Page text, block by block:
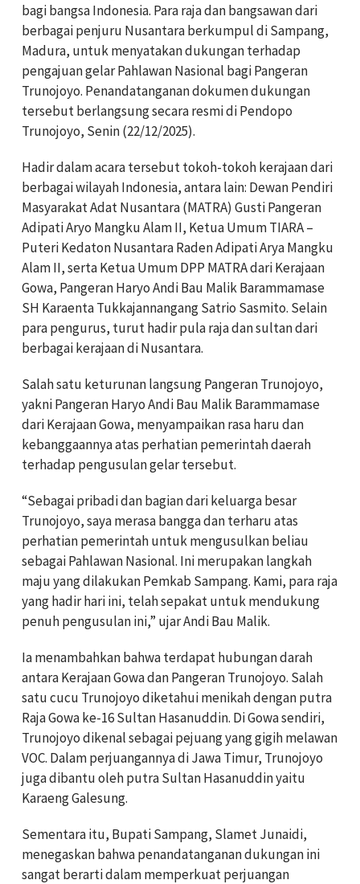
bagi bangsa Indonesia. Para raja dan bangsawan dari
berbagai penjuru Nusantara berkumpul di Sampang,
Madura, untuk menyatakan dukungan terhadap
pengajuan gelar Pahlawan Nasional bagi Pangeran
Trunojoyo. Penandatanganan dokumen dukungan
tersebut berlangsung secara resmi di Pendopo
Trunojoyo, Senin (22/12/2025).
Hadir dalam acara tersebut tokoh-tokoh kerajaan dari
berbagai wilayah Indonesia, antara lain: Dewan Pendiri
Masyarakat Adat Nusantara (MATRA) Gusti Pangeran
Adipati Aryo Mangku Alam II, Ketua Umum TIARA –
Puteri Kedaton Nusantara Raden Adipati Arya Mangku
Alam II, serta Ketua Umum DPP MATRA dari Kerajaan
Gowa, Pangeran Haryo Andi Bau Malik Barammamase
SH Karaenta Tukkajannangang Satrio Sasmito. Selain
para pengurus, turut hadir pula raja dan sultan dari
berbagai kerajaan di Nusantara.
Salah satu keturunan langsung Pangeran Trunojoyo,
yakni Pangeran Haryo Andi Bau Malik Barammamase
dari Kerajaan Gowa, menyampaikan rasa haru dan
kebanggaannya atas perhatian pemerintah daerah
terhadap pengusulan gelar tersebut.
“Sebagai pribadi dan bagian dari keluarga besar
Trunojoyo, saya merasa bangga dan terharu atas
perhatian pemerintah untuk mengusulkan beliau
sebagai Pahlawan Nasional. Ini merupakan langkah
maju yang dilakukan Pemkab Sampang. Kami, para raja
yang hadir hari ini, telah sepakat untuk mendukung
penuh pengusulan ini,” ujar Andi Bau Malik.
Ia menambahkan bahwa terdapat hubungan darah
antara Kerajaan Gowa dan Pangeran Trunojoyo. Salah
satu cucu Trunojoyo diketahui menikah dengan putra
Raja Gowa ke-16 Sultan Hasanuddin. Di Gowa sendiri,
Trunojoyo dikenal sebagai pejuang yang gigih melawan
VOC. Dalam perjuangannya di Jawa Timur, Trunojoyo
juga dibantu oleh putra Sultan Hasanuddin yaitu
Karaeng Galesung.
Sementara itu, Bupati Sampang, Slamet Junaidi,
menegaskan bahwa penandatanganan dukungan ini
sangat berarti dalam memperkuat perjuangan